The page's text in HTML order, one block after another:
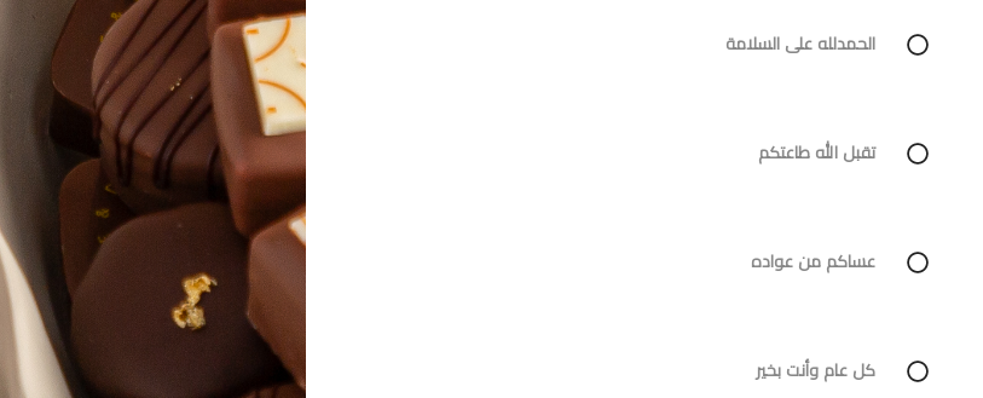
الحمدلله على السلامة
تقبل الله طاعتكم
عساكم من عواده
كل عام وأنت بخير